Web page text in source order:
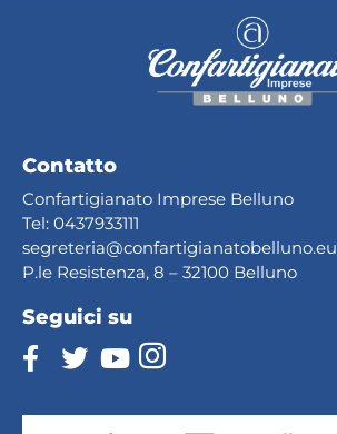
Contatto
Confartigianato Imprese Belluno
Tel: 0437933111
segreteria@confartigianatobelluno.eu
P.le Resistenza, 8 – 32100 Belluno
Seguici su